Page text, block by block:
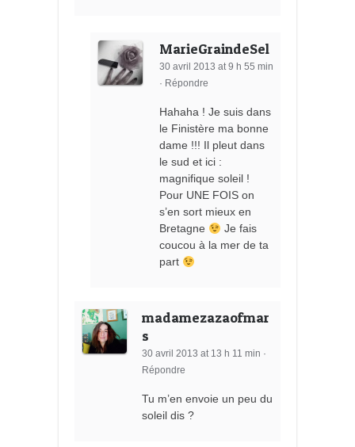
MarieGraindeSel
30 avril 2013 at 9 h 55 min
· Répondre
Hahaha ! Je suis dans
le Finistère ma bonne
dame !!! Il pleut dans
le sud et ici :
magnifique soleil !
Pour UNE FOIS on
s’en sort mieux en
Bretagne
Je fais
coucou à la mer de ta
part
madamezazaofmar
s
30 avril 2013 at 13 h 11 min ·
Répondre
Tu m’en envoie un peu du
soleil dis ?